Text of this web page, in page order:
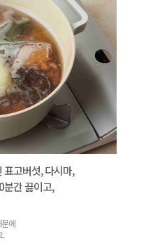
표고버섯, 다시마,
분간 끓이고,
에
.